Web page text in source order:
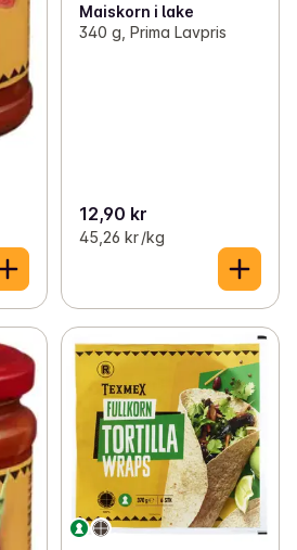
Maiskorn i lake
340 g, Prima Lavpris
12,90 kr
45,26 kr /kg